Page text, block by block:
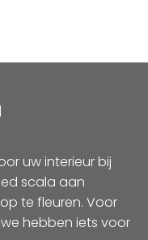
uw interieur bij
scala aan
te fleuren. Voor
hebben iets voor